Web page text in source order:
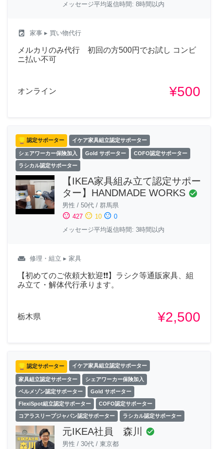
メッセージ平均返信時間: 8時間以内
local_laundry_service 家事 ▸ 買い物代行
メルカリのみ代行 初回の方500円でお試し コンビ
ニ払い不可
オンライン ¥500
認定サポーター イケア家具組立認定サポーター
シェアワーカー保険加入 Gold サポーター COFO認定サポーター
ラシカル認定サポーター
【IKEA家具組み立て認定サポー
ター】HANDMADE WORKS check_circle
男性 / 50代 / 群馬県
sentiment_satisfied 427 sentiment_neutral 10 sentiment_dissatisfied 0
メッセージ平均返信時間: 3時間以内
weekend 修理・組立 ▸ 家具
【初めてのご依頼大歓迎❗❗】ラシク等通販家具、組
み立て・解体代行承ります。
栃木県 ¥2,500
認定サポーター イケア家具組立認定サポーター
家具組立認定サポーター シェアワーカー保険加入
ベルメゾン認定サポーター Gold サポーター
FlexiSpot組立認定サポーター COFO認定サポーター
コアラスリープジャパン認定サポーター ラシカル認定サポーター
元IKEA社員 森川 check_circle
男性 / 30代 / 東京都